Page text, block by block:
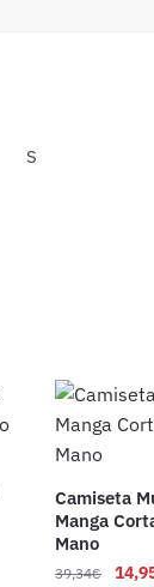
S
Camiseta
Manga
Mano
39,34€